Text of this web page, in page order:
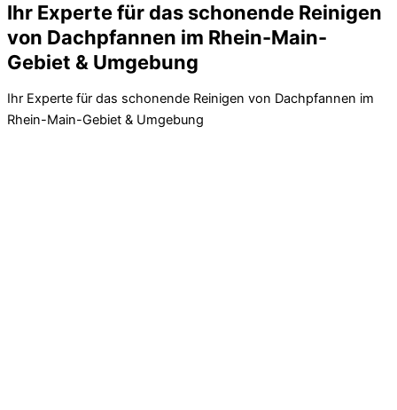
Ihr Experte für das schonende Reinigen
von Dachpfannen im Rhein-Main-
Gebiet & Umgebung
Ihr Experte für das schonende Reinigen von Dachpfannen im
Rhein-Main-Gebiet & Umgebung